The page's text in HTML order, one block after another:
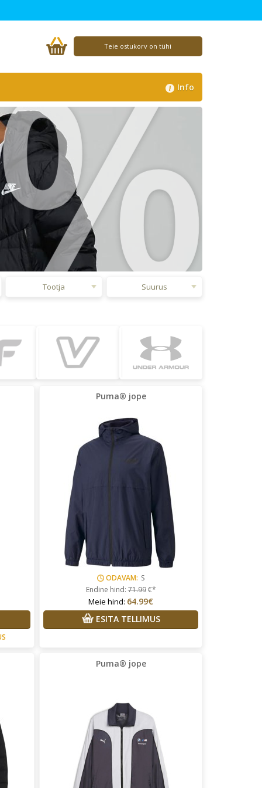
Teie ostukorv on tühi
Info
%
Tootja Suurus
Puma® jope
ODAVAM: S
Endine hind:71.99€*
Meie hind: 64.99€
ESITA TELLIMUS
Puma® jope